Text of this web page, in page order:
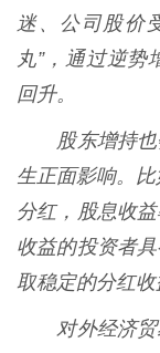
迷、公司股价
丸”，通过逆
回升。
股东增持也
生正面影响。
分红，股息收
收益的投资者
取稳定的分红收
对外经济贸